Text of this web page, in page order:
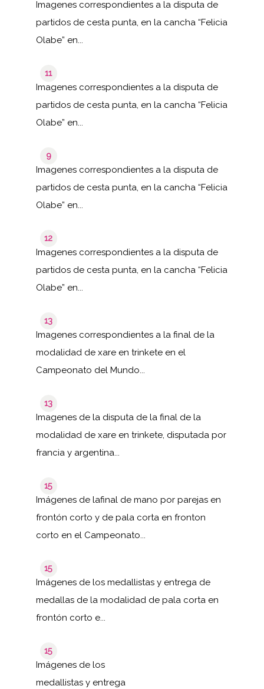
Imagenes correspondientes a la disputa de
partidos de cesta punta, en la cancha “Felicia
Olabe” en...
11
Imagenes correspondientes a la disputa de
partidos de cesta punta, en la cancha “Felicia
Olabe” en...
9
Imagenes correspondientes a la disputa de
partidos de cesta punta, en la cancha “Felicia
Olabe” en...
12
Imagenes correspondientes a la disputa de
partidos de cesta punta, en la cancha “Felicia
Olabe” en...
13
Imagenes correspondientes a la final de la
modalidad de xare en trinkete en el
Campeonato del Mundo...
13
Imagenes de la disputa de la final de la
modalidad de xare en trinkete, disputada por
francia y argentina...
15
Imágenes de lafinal de mano por parejas en
frontón corto y de pala corta en fronton
corto en el Campeonato...
15
Imágenes de los medallistas y entrega de
medallas de la modalidad de pala corta en
frontón corto e...
15
Imágenes de los
medallistas y entrega